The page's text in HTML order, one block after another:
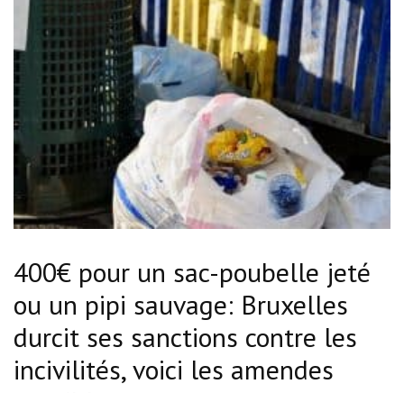
400€ pour un sac-poubelle jeté
ou un pipi sauvage: Bruxelles
durcit ses sanctions contre les
incivilités, voici les amendes